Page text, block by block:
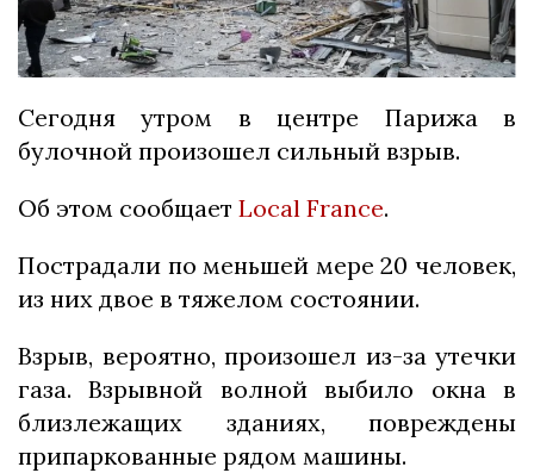
Сегодня утром в центре Парижа в
булочной произошел сильный взрыв.
Об этом сообщает Local France.
Пострадали по меньшей мере 20 человек,
из них двое в тяжелом состоянии.
Взрыв, вероятно, произошел из-за утечки
газа. Взрывной волной выбило окна в
близлежащих зданиях, повреждены
припаркованные рядом машины.